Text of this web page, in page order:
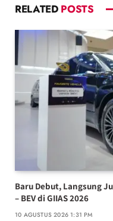
RELATED POSTS
Baru Debut, Langsung
– BEV di GIIAS 2026
10 AGUSTUS 2026 1:31 PM